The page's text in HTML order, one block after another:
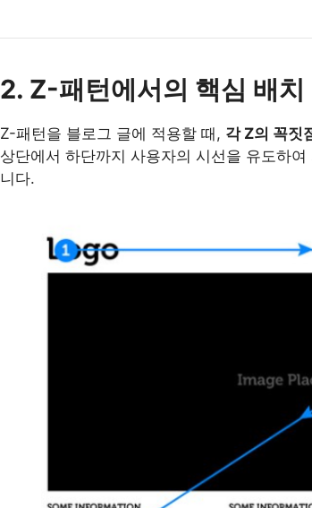
2. Z-패턴에서의 핵심 배치
Z-패턴을 블로그 글에 적용할 때, 각 Z의 꼭짓
상단에서 하단까지 사용자의 시선을 유도하
니다.